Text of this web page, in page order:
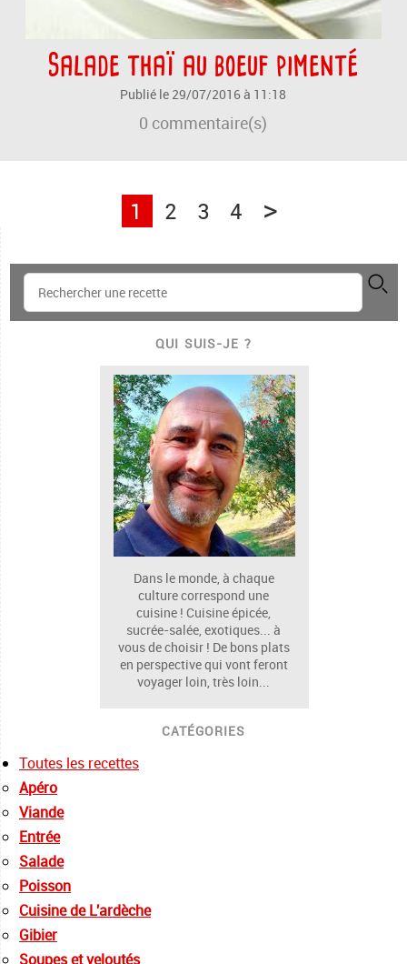
Salade thaï au boeuf pimenté
Publié le 29/07/2016 à 11:18
0 commentaire(s)
1 2 3 4 >
QUI SUIS-JE ?
Dans le monde, à chaque
culture correspond une
cuisine ! Cuisine épicée,
sucrée-salée, exotiques... à
vous de choisir ! De bons plats
en perspective qui vont feront
voyager loin, très loin...
CATÉGORIES
Toutes les recettes
Apéro
Viande
Entrée
Salade
Poisson
Cuisine de L'ardèche
Gibier
Soupes et veloutés